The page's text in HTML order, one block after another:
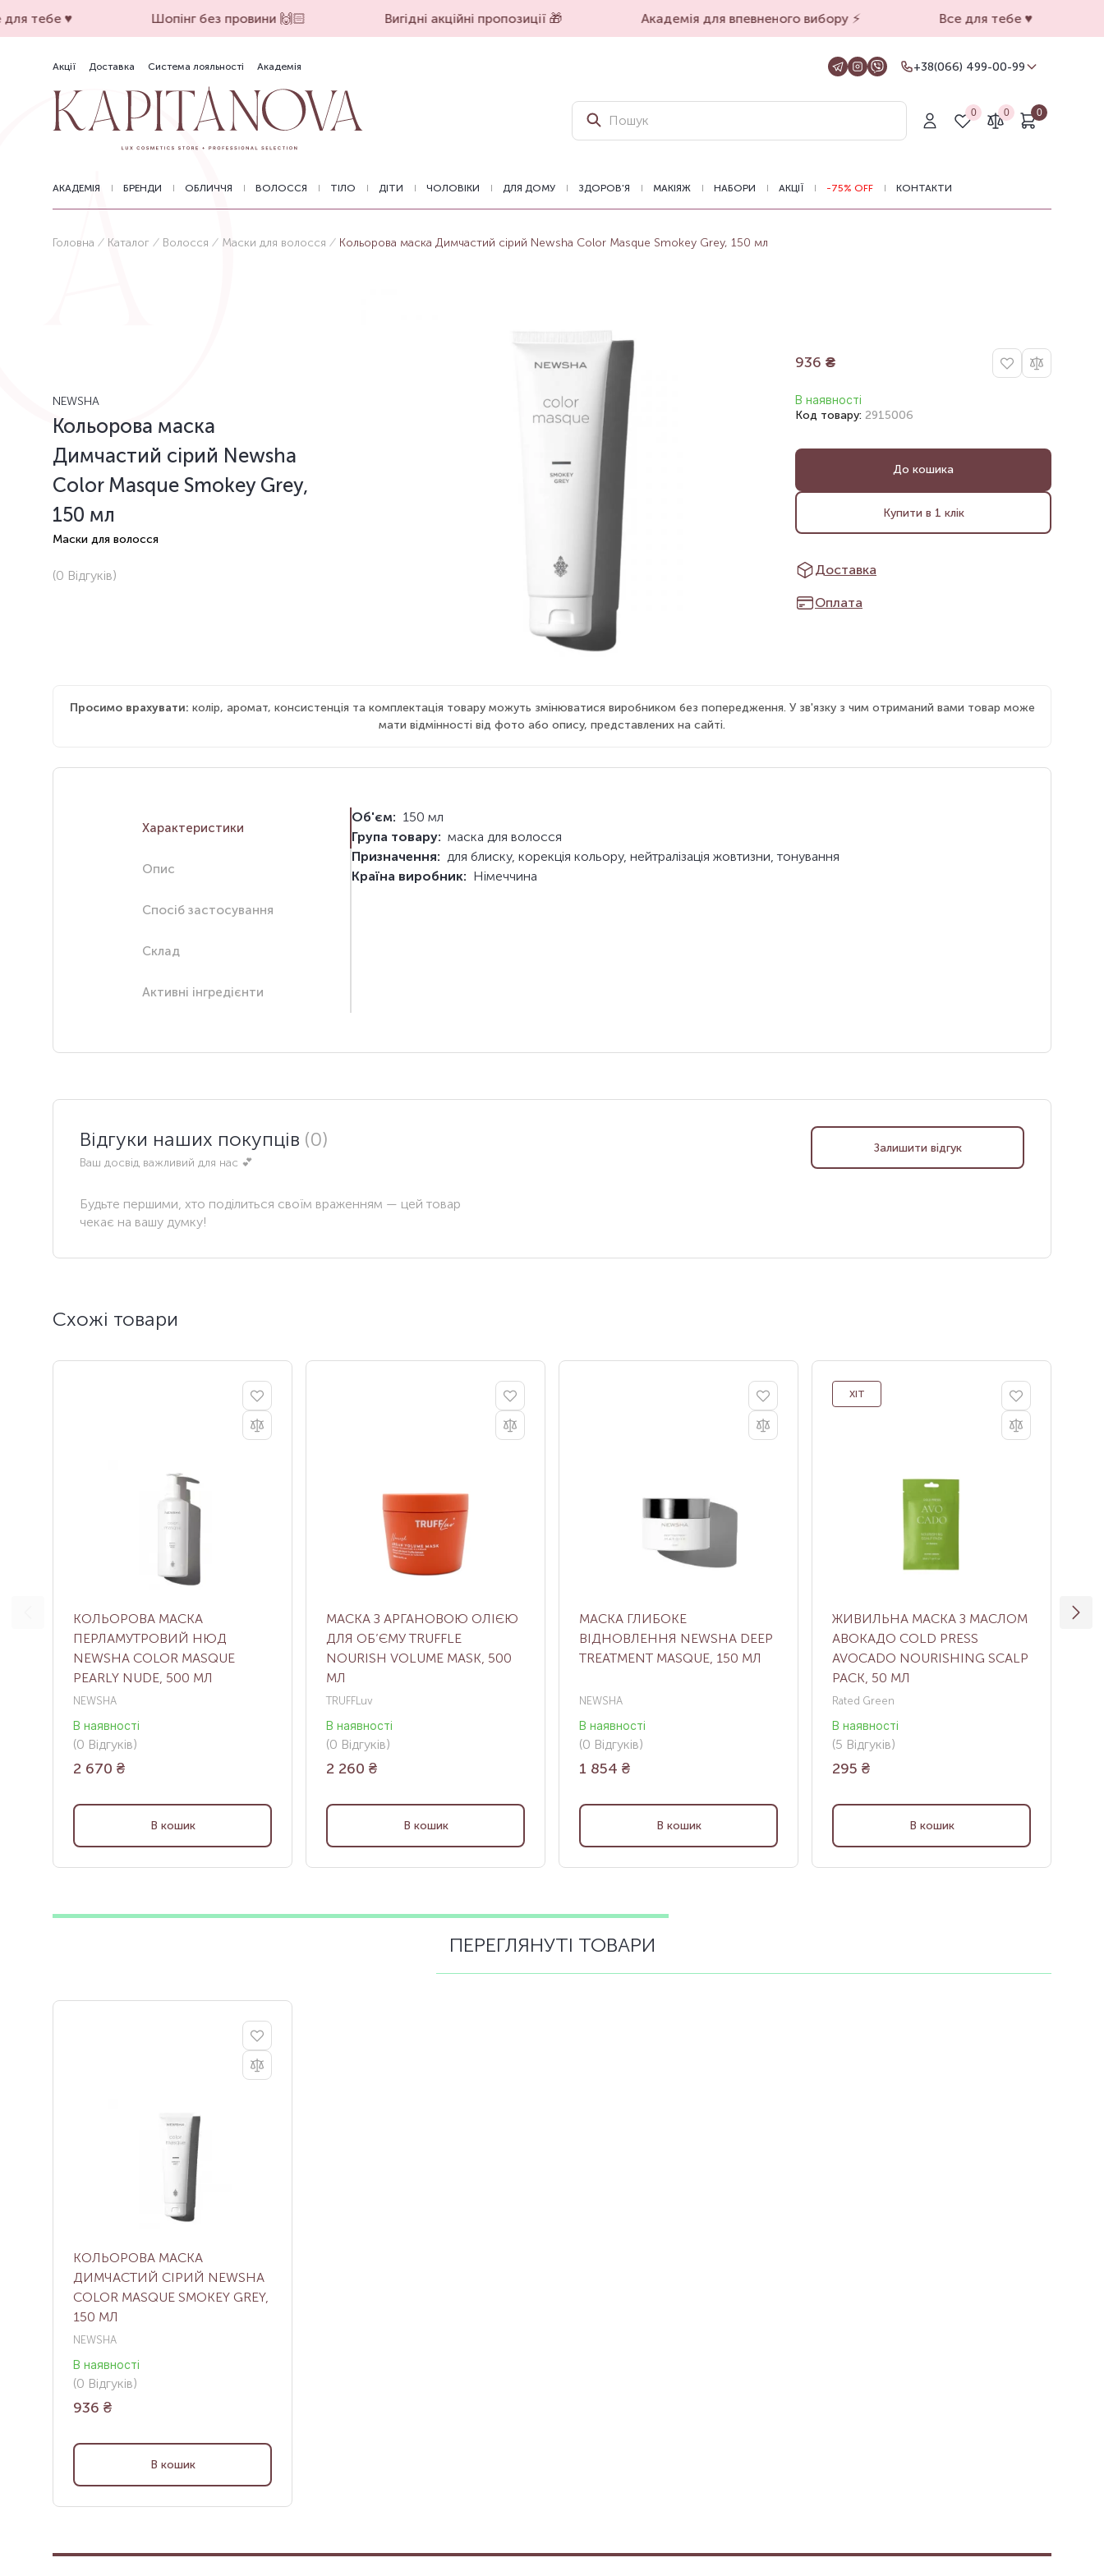
тебе ♥️ Шопінг без провини 🙌🏻 Вигідні акційні пропозиції 🎁 Академія для впевненого вибору ⚡️ Все для тебе ♥️
Акції Доставка Система лояльності Академія
+38(066) 499-00-99
Для замовлень на сайті
+38(099) 069-90-00
Магазин Харків
Оформлення замовлень на сайті
0 0 0
АКАДЕМІЯ БРЕНДИ ОБЛИЧЧЯ ВОЛОССЯ ТІЛО ДІТИ ЧОЛОВІКИ ДЛЯ ДОМУ ЗДОРОВ'Я МАКІЯЖ НАБОРИ АКЦІЇ -75% OFF КОНТАКТИ
Головна Каталог Волосся Маски для волосся Кольорова маска Димчастий сірий Newsha Color Masque Smokey Grey, 150 мл
NEWSHA
Кольорова маска
Димчастий сірий Newsha
Color Masque Smokey Grey,
150 мл
Маски для волосся
(0 Відгуків)
936 ₴
В наявності
Код товару: 2915006
До кошика
Купити в 1 клік
Доставка
Оплата
Просимо врахувати: колір, аромат, консистенція та комплектація товару можуть змінюватися виробником без попередження. У зв'язку з чим отриманий вами товар може
мати відмінності від фото або опису, представлених на сайті.
Характеристики
Опис
Спосіб застосування
Склад
Активні інгредієнти
Об'єм: 150 мл
Група товару: маска для волосся
Призначення: для блиску, корекція кольору, нейтралізація жовтизни, тонування
Країна виробник: Німеччина
Відгуки наших покупців (0)
Ваш досвід важливий для нас 💕
Залишити відгук
Будьте першими, хто поділиться своїм враженням — цей товар
чекає на вашу думку!
Схожі товари
КОЛЬОРОВА МАСКА
ПЕРЛАМУТРОВИЙ НЮД
NEWSHA COLOR MASQUE
PEARLY NUDE, 500 МЛ
NEWSHA
В наявності
(0 Відгуків)
2 670 ₴
В кошик
МАСКА З АРГАНОВОЮ ОЛІЄЮ
ДЛЯ ОБ’ЄМУ TRUFFLE
NOURISH VOLUME MASK, 500
МЛ
TRUFFLuv
В наявності
(0 Відгуків)
2 260 ₴
В кошик
МАСКА ГЛИБОКЕ
ВІДНОВЛЕННЯ NEWSHA DEEP
TREATMENT MASQUE, 150 МЛ
NEWSHA
В наявності
(0 Відгуків)
1 854 ₴
В кошик
ХІТ
ЖИВИЛЬНА МАСКА З МАСЛОМ
АВОКАДО COLD PRESS
AVOCADO NOURISHING SCALP
PACK, 50 МЛ
Rated Green
В наявності
(5 Відгуків)
295 ₴
В кошик
ПЕРЕГЛЯНУТІ ТОВАРИ
КОЛЬОРОВА МАСКА
ДИМЧАСТИЙ СІРИЙ NEWSHA
COLOR MASQUE SMOKEY GREY,
150 МЛ
NEWSHA
В наявності
(0 Відгуків)
936 ₴
В кошик